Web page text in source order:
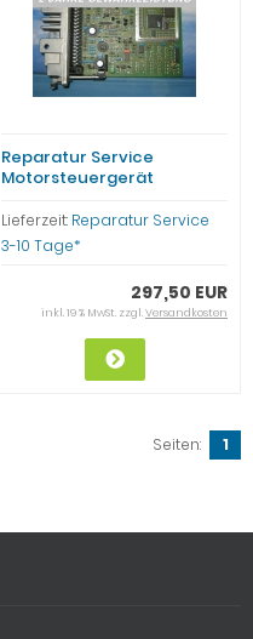
Reparatur Service
Motorsteuergerät
345939AF 345939AG AAC
2.0l
Lieferzeit: Reparatur Service
3-10 Tage*
297,50 EUR
inkl. 19 % MwSt. zzgl.Versandkosten
Seiten: 1